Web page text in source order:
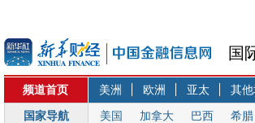
国
频道首页 美洲 欧洲 亚太 其
国家导航
美国 加拿大 巴西 希腊